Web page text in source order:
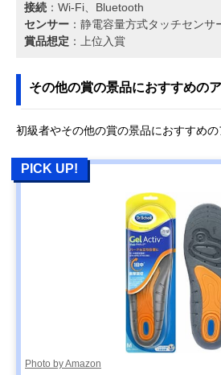
接続 ：Wi-Fi、Bluetooth
センサー ：静電容量方式タッチセンサ
賞品想定 ：上位入賞
その他の賞の景品におすすめの
初級者やその他の賞の景品におすすめの
PICK UP!
Photo by Amazon